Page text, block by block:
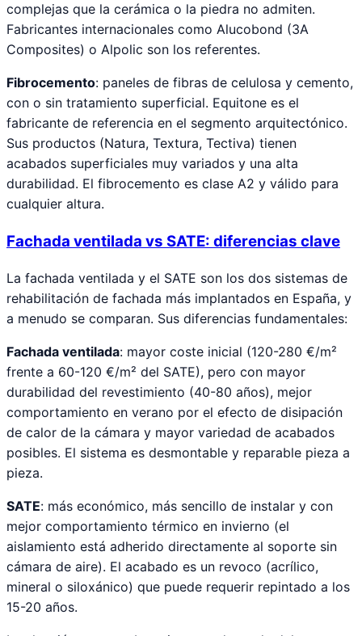
complejas que la cerámica o la piedra no admiten.
Fabricantes internacionales como Alucobond (3A
Composites) o Alpolic son los referentes.
Fibrocemento: paneles de fibras de celulosa y cemento,
con o sin tratamiento superficial. Equitone es el
fabricante de referencia en el segmento arquitectónico.
Sus productos (Natura, Textura, Tectiva) tienen
acabados superficiales muy variados y una alta
durabilidad. El fibrocemento es clase A2 y válido para
cualquier altura.
Fachada ventilada vs SATE: diferencias clave
La fachada ventilada y el SATE son los dos sistemas de
rehabilitación de fachada más implantados en España, y
a menudo se comparan. Sus diferencias fundamentales:
Fachada ventilada: mayor coste inicial (120-280 €/m²
frente a 60-120 €/m² del SATE), pero con mayor
durabilidad del revestimiento (40-80 años), mejor
comportamiento en verano por el efecto de disipación
de calor de la cámara y mayor variedad de acabados
posibles. El sistema es desmontable y reparable pieza a
pieza.
SATE: más económico, más sencillo de instalar y con
mejor comportamiento térmico en invierno (el
aislamiento está adherido directamente al soporte sin
cámara de aire). El acabado es un revoco (acrílico,
mineral o siloxánico) que puede requerir repintado a los
15-20 años.